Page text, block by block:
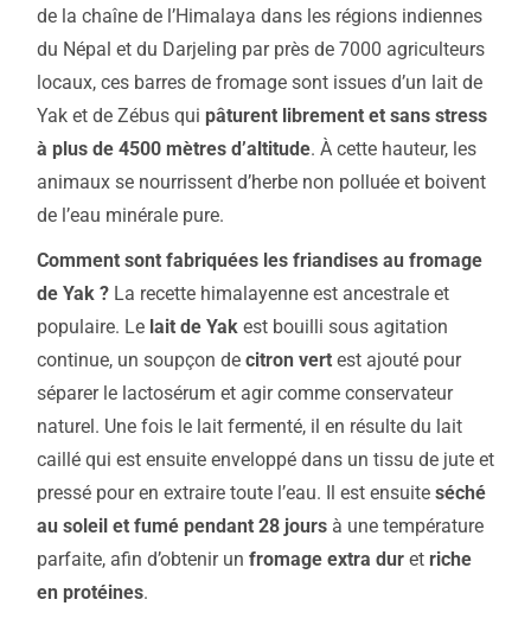
de la chaîne de l’Himalaya dans les régions indiennes
du Népal et du Darjeling par près de 7000 agriculteurs
locaux, ces barres de fromage sont issues d’un lait de
Yak et de Zébus qui pâturent librement et sans stress
à plus de 4500 mètres d’altitude. À cette hauteur, les
animaux se nourrissent d’herbe non polluée et boivent
de l’eau minérale pure.
Comment sont fabriquées les friandises au fromage
de Yak ? La recette himalayenne est ancestrale et
populaire. Le lait de Yak est bouilli sous agitation
continue, un soupçon de citron vert est ajouté pour
séparer le lactosérum et agir comme conservateur
naturel. Une fois le lait fermenté, il en résulte du lait
caillé qui est ensuite enveloppé dans un tissu de jute et
pressé pour en extraire toute l’eau. Il est ensuite séché
au soleil et fumé pendant 28 jours à une température
parfaite, afin d’obtenir un fromage extra dur et riche
en protéines.